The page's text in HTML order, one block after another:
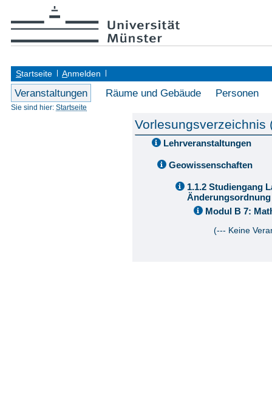
Startseite Anmelden
Veranstaltungen Räume und Gebäude Personen
Sie sind hier: Startseite
Vorlesungsverzeichnis
Lehrveranstaltungen
Geowissenschaften
1.1.2 Studiengang
Änderungsordnung
Modul B 7:
(--- Keine